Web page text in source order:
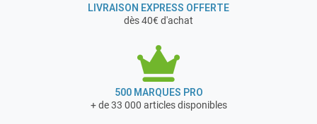
LIVRAISON EXPRESS OFFERTE
dès 40€ d'achat
500 MARQUES PRO
+ de 33 000 articles disponibles